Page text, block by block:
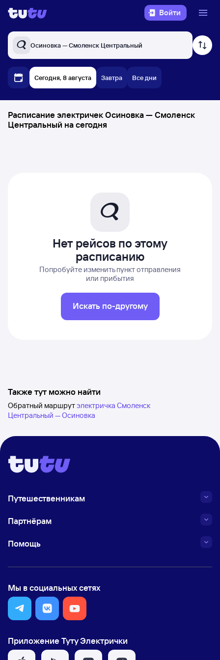
Войти
Осиновка — Смоленск Центральный
Сегодня, 8 августа Завтра Все дни
Расписание электричек Осиновка — Смоленск
Центральный на сегодня
Нет рейсов по этому
расписанию
Попробуйте изменить пункт отправления
или прибытия
Искать по-другому
Также тут можно найти
Обратный маршрутэлектричка Смоленск
Центральный — Осиновка
Путешественникам
Партнёрам
Помощь
Мы в социальных сетях
Приложение Туту Электрички